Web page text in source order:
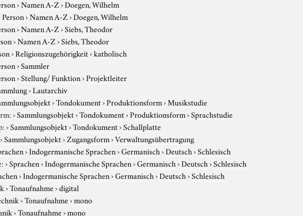
›Namen A-Z›Doegen, Wilhelm
Person›Namen A-Z›Doegen, Wilhelm
›Namen A-Z›Siebs, Theodor
›Namen A-Z›Siebs, Theodor
›Religionszugehörigkeit›katholisch
›Sammler
›Stellung/ Funktion›Projektleiter
›Lautarchiv
›Tondokument›Produktionsform›Musikstudie
›Sammlungsobjekt›Tondokument›Produktionsform›Sprachstudie
›Sammlungsobjekt›Tondokument›Schallplatte
›Sammlungsobjekt›Zugangsform›Verwaltungsübertragung
›Indogermanische Sprachen›Germanisch›Deutsch›Schlesisch
›Sprachen›Indogermanische Sprachen›Germanisch›Deutsch›Schlesisch
›Indogermanische Sprachen›Germanisch›Deutsch›Schlesisch
›Tonaufnahme›digital
›Tonaufnahme›mono
›Tonaufnahme›mono